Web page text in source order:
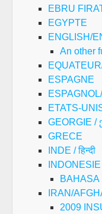
EBRU
EGYPTE
ENGLISH/
An other
ESPAGNE
ETATS-
GEORGIE
GRECE
INDE / हिन्दी
INDONESIE
BAHASA
IRAN/
2009